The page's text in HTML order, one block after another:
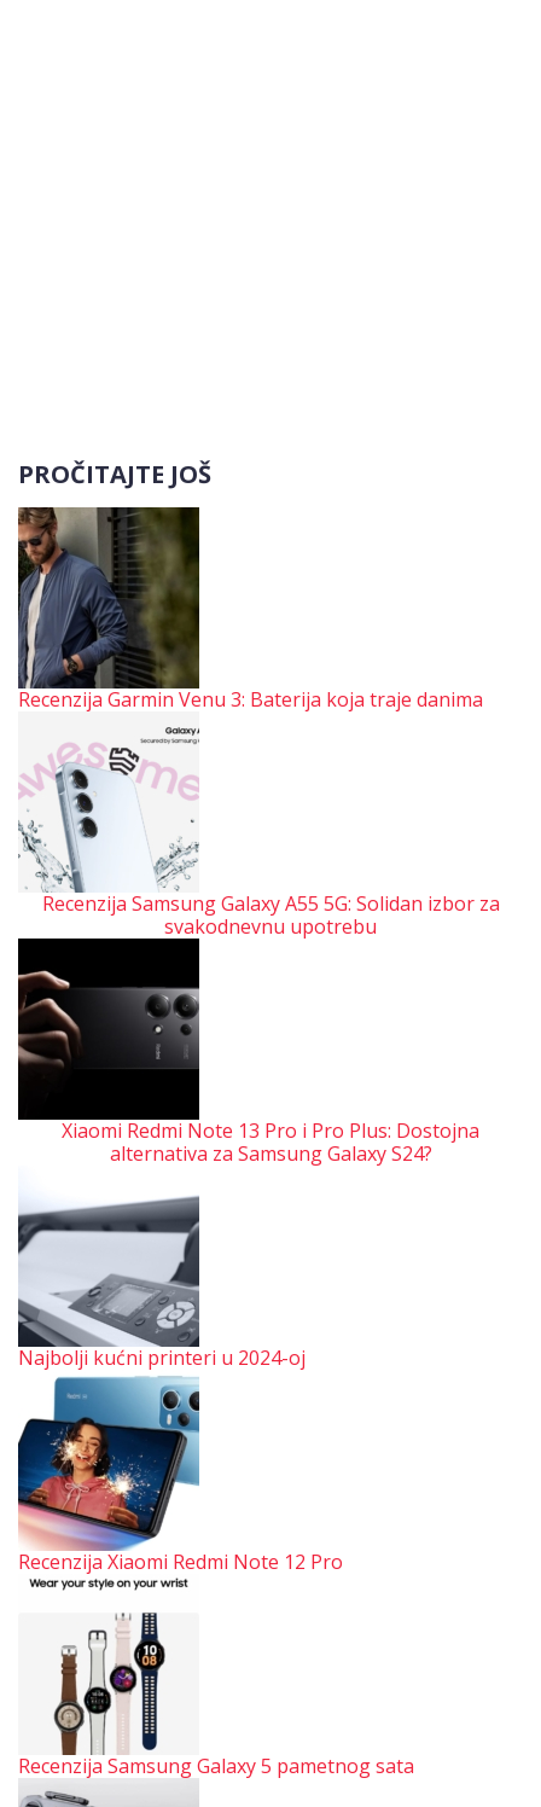
PROČITAJTE JOŠ
Recenzija Garmin Venu 3: Baterija koja traje danima
Recenzija Samsung Galaxy A55 5G: Solidan izbor za
svakodnevnu upotrebu
Xiaomi Redmi Note 13 Pro i Pro Plus: Dostojna
alternativa za Samsung Galaxy S24?
Najbolji kućni printeri u 2024-oj
Recenzija Xiaomi Redmi Note 12 Pro
Recenzija Samsung Galaxy 5 pametnog sata